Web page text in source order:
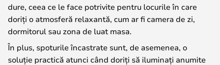
dure, ceea ce le face potrivite pentru locurile în care
doriți o atmosferă relaxantă, cum ar fi camera de zi,
dormitorul sau zona de luat masa.
În plus, spoturile încastrate sunt, de asemenea, o
soluție practică atunci când doriți să iluminați anumite